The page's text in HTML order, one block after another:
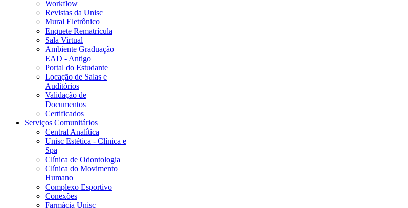
Workflow
Revistas da Unisc
Mural Eletrônico
Enquete Rematrícula
Sala Virtual
Ambiente Graduação
EAD - Antigo
Portal do Estudante
Locação de Salas e
Auditórios
Validação de
Documentos
Certificados
Serviços Comunitários
Central Analítica
Unisc Estética - Clínica e
Spa
Clínica de Odontologia
Clínica do Movimento
Humano
Complexo Esportivo
Conexões
Farmácia Unisc